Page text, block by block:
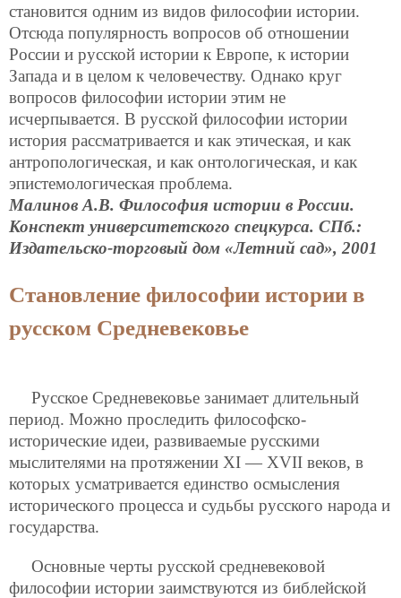
становится одним из видов философии истории.
Отсюда популярность вопросов об отношении
России и русской истории к Европе, к истории
Запада и в целом к человечеству. Однако круг
вопросов философии истории этим не
исчерпывается. В русской философии истории
история рассматривается и как этическая, и как
антропологическая, и как онтологическая, и как
эпистемологическая проблема.
Малинов А.В. Философия истории в России.
Конспект университетского спецкурса. СПб.:
Издательско-торговый дом «Летний сад», 2001
Становление философии истории в
русском Средневековье
Русское Средневековье занимает длительный
период. Можно проследить философско-
исторические идеи, развиваемые русскими
мыслителями на протяжении XI — XVII веков, в
которых усматривается единство осмысления
исторического процесса и судьбы русского народа и
государства.
Основные черты русской средневековой
философии истории заимствуются из библейской